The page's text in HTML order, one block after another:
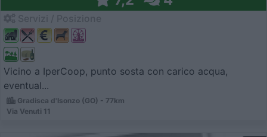
Vicino a IperCoop, punto sosta con carico acqua,
eventual...
Gradisca d'Isonzo (GO) - 77km
Via Venuti 11